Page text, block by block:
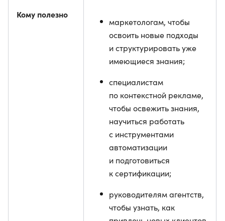
Кому полезно
маркетологам, чтобы
освоить новые подходы
и структурировать уже
имеющиеся знания;
специалистам
по контекстной рекламе,
чтобы освежить знания,
научиться работать
с инструментами
автоматизации
и подготовиться
к сертификации;
руководителям агентств,
чтобы узнать, как